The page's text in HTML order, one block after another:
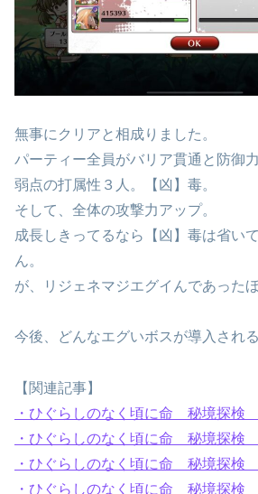
無事にクリアと相成りました。
パーティー全員がバリア貫通と防御力
弱点の打属性３人。【凶】毒。
そして、全体の攻撃力アップ。
成長しきってるなら【凶】毒は省い
ん。
が、リジェネマジエグイんであった
今後、どんなエグいボスが導入される
【関連記事】
・ひぐらしのなく頃に命 秘境探検
・ひぐらしのなく頃に命 秘境探検
・ひぐらしのなく頃に命 秘境探検
・ひぐらしのなく頃に命 秘境探検